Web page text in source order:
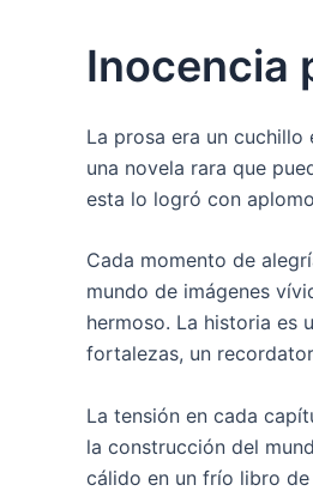
Inocencia
La prosa era un
una novela rara que
esta lo logró con
Cada momento de
mundo de imágenes
hermoso. La historia es
fortalezas, un
La tensión en cada
la construcción del
cálido en un frío libro